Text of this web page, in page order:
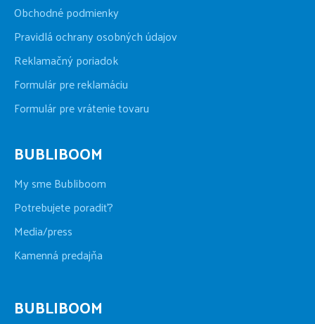
Obchodné podmienky
Pravidlá ochrany osobných údajov
Reklamačný poriadok
Formulár pre reklamáciu
Formulár pre vrátenie tovaru
BUBLIBOOM
My sme Bubliboom
Potrebujete poradiť?
Media/press
Kamenná predajňa
BUBLIBOOM